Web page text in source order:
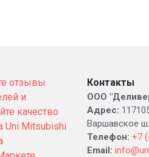
Контакты
ООО
Адрес:
Варшавское
Телефон: +7
Email: